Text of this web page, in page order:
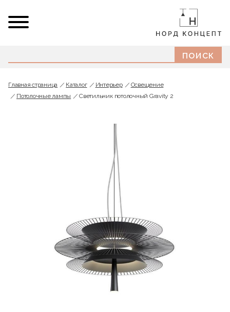
Главная страница Каталог Интерьер
Освещение
Потолочные лампы
Светильник потолочный Gravity 2